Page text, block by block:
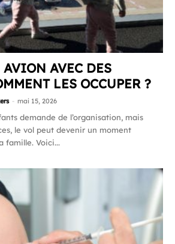
AVION AVEC DES
LES OCCUPER ?
- mai 15, 2026
demande de l’organisation, mais
le vol peut devenir un moment
famille. Voici...